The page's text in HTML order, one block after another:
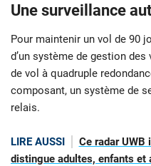
Une surveillance
Pour maintenir un vol de 90
d’un système de gestion
de vol à quadruple
composant, un système de
relais.
LIRE AUSSI
Ce radar
distingue adultes, enfants et